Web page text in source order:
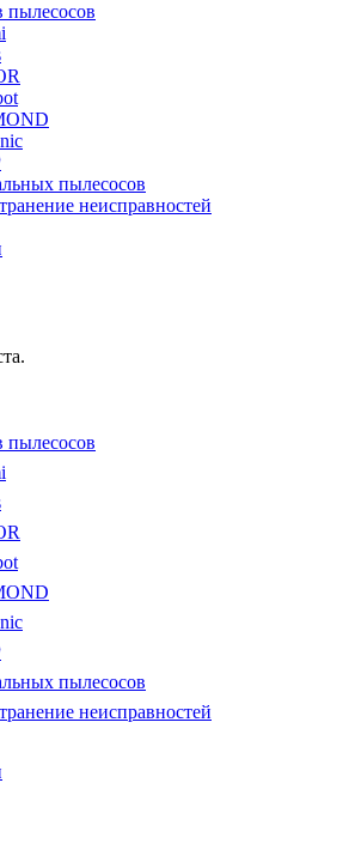
пылесосов
пылесосов
неисправностей
пылесосов
пылесосов
неисправностей